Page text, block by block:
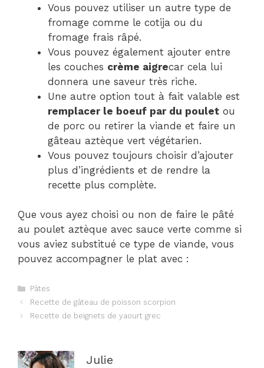
Vous pouvez utiliser un autre type de
fromage comme le cotija ou du
fromage frais râpé.
Vous pouvez également ajouter entre
les couches crème aigrecar cela lui
donnera une saveur très riche.
Une autre option tout à fait valable est
remplacer le boeuf par du poulet ou
de porc ou retirer la viande et faire un
gâteau aztèque vert végétarien.
Vous pouvez toujours choisir d’ajouter
plus d’ingrédients et de rendre la
recette plus complète.
Que vous ayez choisi ou non de faire le pâté
au poulet aztèque avec sauce verte comme si
vous aviez substitué ce type de viande, vous
pouvez accompagner le plat avec :
Catégories
Pâtes
Navigation
des
Recette de gâteau de poisson scorpion
Recette de beignets de yaourt grec
Julie